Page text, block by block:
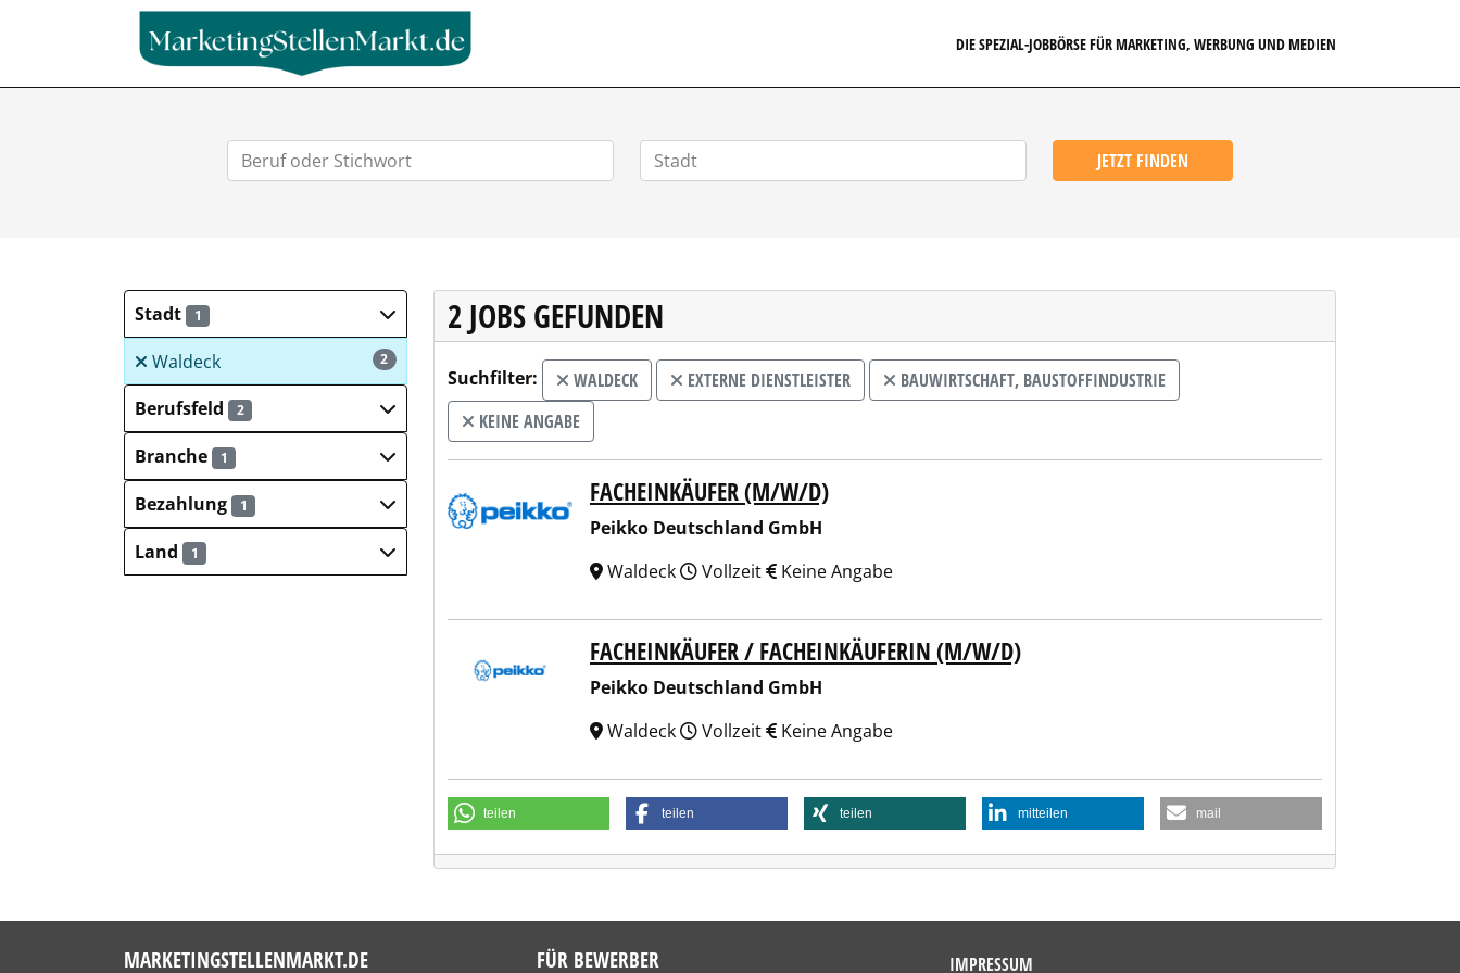
DIE SPEZIAL-JOBBÖRSE FÜR MARKETING, WERBUNG UND MEDIEN
JETZT FINDEN
Stadt 1
2
Waldeck
Berufsfeld
2
Branche 1
Bezahlung 1
Land 1
2 JOBS GEFUNDEN
Suchfilter: WALDECK EXTERNE DIENSTLEISTER
BAUWIRTSCHAFT, BAUSTOFFINDUSTRIE
KEINE ANGABE
Peikko Deutschland GmbHFACHEINKÄUFER (M/W/D)
Peikko Deutschland GmbH
Waldeck
Vollzeit Keine Angabe
Peikko Deutschland GmbHFACHEINKÄUFER / FACHEINKÄUFERIN (M/W/D)
Peikko Deutschland GmbH
Waldeck
Vollzeit Keine Angabe
teilen teilen teilen mitteilen mail
MARKETINGSTELLENMARKT.DE FÜR BEWERBER IMPRESSUM